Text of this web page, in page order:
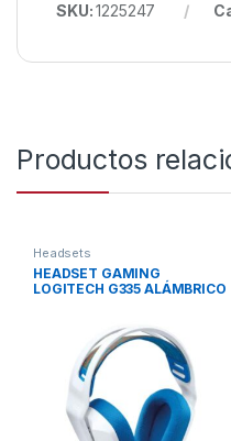
SKU:1225247
Productos
Headsets
HEADSET GAMING
LOGITECH G335 ALÁMBRICO